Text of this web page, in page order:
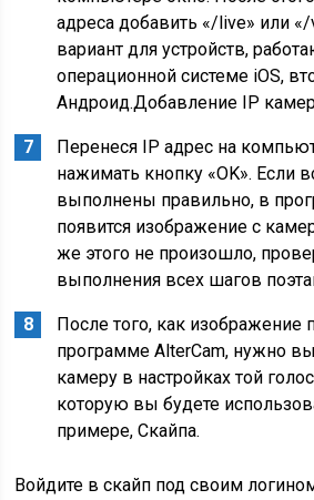
адреса добавить «/live» или
вариант для устройств,
операционной системе iOS,
Андроид.Добавление IP
Перенеся IP адрес на
нажимать кнопку «OK». Если
выполнены правильно, в
появится изображение с
же этого не произошло,
выполнения всех шагов
После того, как изображение
программе AlterCam, нужно
камеру в настройках той
которую вы будете
примере, Скайпа.
Войдите в скайп под своим